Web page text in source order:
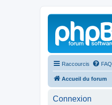
Raccourcis FAQ
Accueil du forum
Connexion